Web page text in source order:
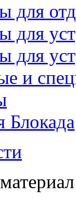
для
для
для
и
Блокада